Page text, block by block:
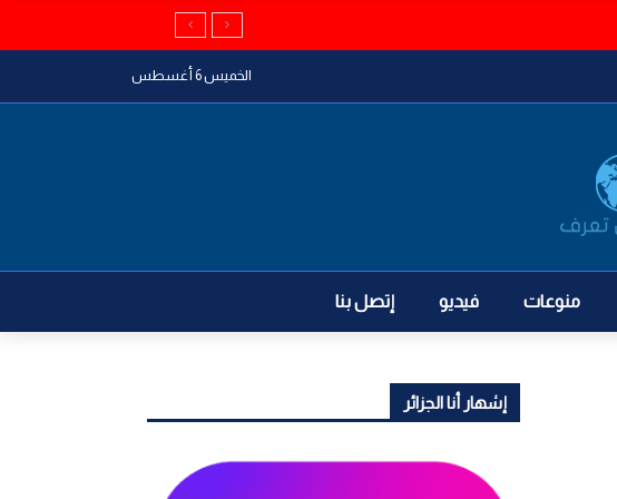
الخميس 6 أغسطس
منوعات فيديو إتصل بنا
إشهار أنا الجزائر